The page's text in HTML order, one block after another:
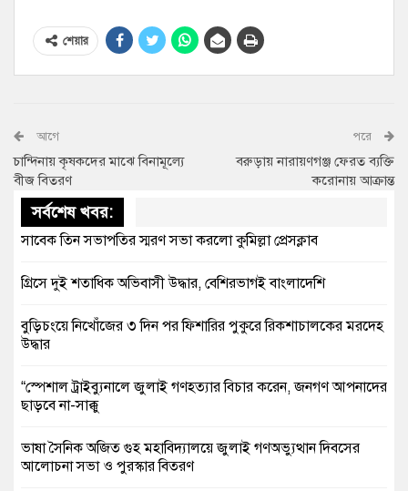
শেয়ার
আগে
চান্দিনায় কৃষকদের মাঝে বিনামূল্যে
বীজ বিতরণ
পরে
বরুড়ায় নারায়ণগঞ্জ ফেরত ব্যক্তি
করোনায় আক্রান্ত
সর্বশেষ খবর:
সাবেক তিন সভাপতির স্মরণ সভা করলো কুমিল্লা প্রেসক্লাব
গ্রিসে দুই শতাধিক অভিবাসী উদ্ধার, বেশিরভাগই বাংলাদেশি
বুড়িচংয়ে নিখোঁজের ৩ দিন পর ফিশারির পুকুরে রিকশাচালকের মরদেহ
উদ্ধার
“স্পেশাল ট্রাইব্যুনালে জুলাই গণহত্যার বিচার করেন, জনগণ আপনাদের
ছাড়বে না-সাক্কু
ভাষা সৈনিক অজিত গুহ মহাবিদ্যালয়ে জুলাই গণঅভ্যুত্থান দিবসের
আলোচনা সভা ও পুরস্কার বিতরণ